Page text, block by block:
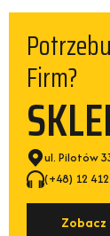
Firm?
ul. Pilotów
(+48) 12